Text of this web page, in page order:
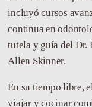
incluyó cursos
continua en
tutela y guía del Dr.
Allen Skinner.
En su tiempo libre,
viajar y cocinar